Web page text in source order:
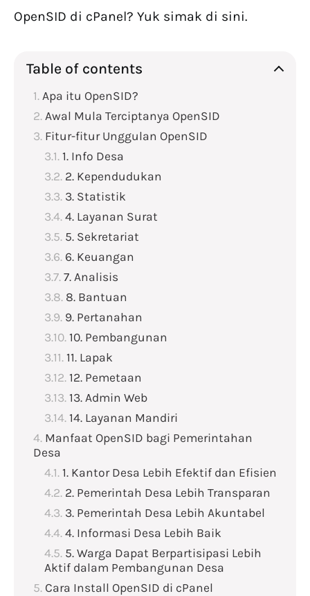
OpenSID di cPanel? Yuk simak di sini.
Table of contents
Apa itu OpenSID?
Awal Mula Terciptanya OpenSID
Fitur-fitur Unggulan OpenSID
1. Info Desa
2. Kependudukan
3. Statistik
4. Layanan Surat
5. Sekretariat
6. Keuangan
7. Analisis
8. Bantuan
9. Pertanahan
10. Pembangunan
11. Lapak
12. Pemetaan
13. Admin Web
14. Layanan Mandiri
Manfaat OpenSID bagi Pemerintahan
Desa
1. Kantor Desa Lebih Efektif dan Efisien
2. Pemerintah Desa Lebih Transparan
3. Pemerintah Desa Lebih Akuntabel
4. Informasi Desa Lebih Baik
5. Warga Dapat Berpartisipasi Lebih
Aktif dalam Pembangunan Desa
Cara Install OpenSID di cPanel